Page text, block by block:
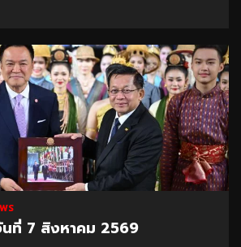
นที่ 7 สิงหาคม 2569